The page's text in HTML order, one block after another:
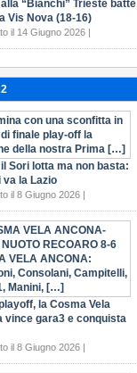
“Bianchi” Trieste batte
Vis Nova (18-16)
il 14 Giugno 2026 |
Sori lotta ma non basta:
va la Lazio
il 8 Giugno 2026 |
la Cosma Vela
vince gara3 e conquista
il 8 Giugno 2026 |